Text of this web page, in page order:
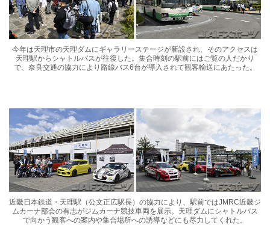
今年は天理市の天理ダムにギャラリーステージが新設され、そのアクセスは
天理駅からシャトルバスが往復した。集合時刻の駅前にはご覧の人だかり
で、奈良交通の協力により路線バス6台が導入されて観客輸送にあたった。
近畿日本鉄道・天理駅（公文正広駅長）の協力により、駅前ではJMRC近畿ジ
ムカーナ部会の有志がジムカーナ競技車両を展示。天理ダムにシャトルバス
で向かう観客への案内や集合場所への誘導などにも尽力してくれた。